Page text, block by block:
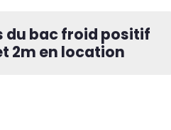
bac froid positif
2m en location